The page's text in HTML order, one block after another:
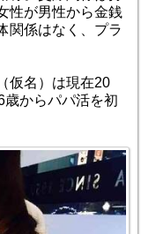
性が男性から金銭
関係はなく、プラ
仮名）は現在20
からパパ活を初